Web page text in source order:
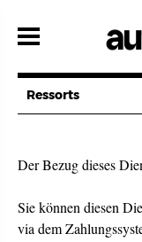
zum
Ressorts
Der Bezug dieses
Sie können diesen
via dem